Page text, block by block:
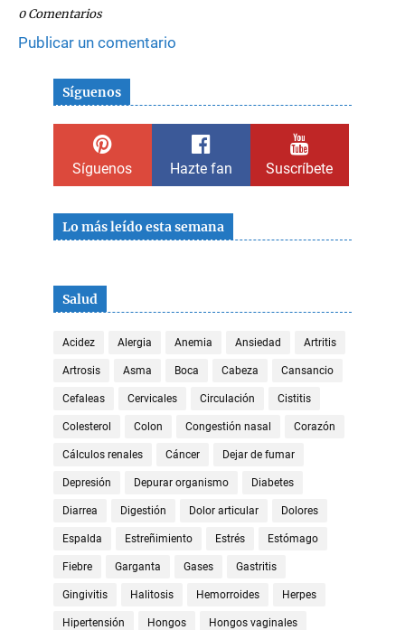
0 Comentarios
Publicar un comentario
Síguenos
Síguenos Hazte fan Suscríbete
Lo más leído esta semana
Salud
Acidez Alergia Anemia Ansiedad Artritis
Artrosis Asma Boca Cabeza Cansancio
Cefaleas Cervicales Circulación Cistitis
Colesterol Colon Congestión nasal Corazón
Cálculos renales Cáncer Dejar de fumar
Depresión Depurar organismo Diabetes
Diarrea Digestión Dolor articular Dolores
Espalda Estreñimiento Estrés Estómago
Fiebre Garganta Gases Gastritis
Gingivitis Halitosis Hemorroides Herpes
Hipertensión Hongos Hongos vaginales